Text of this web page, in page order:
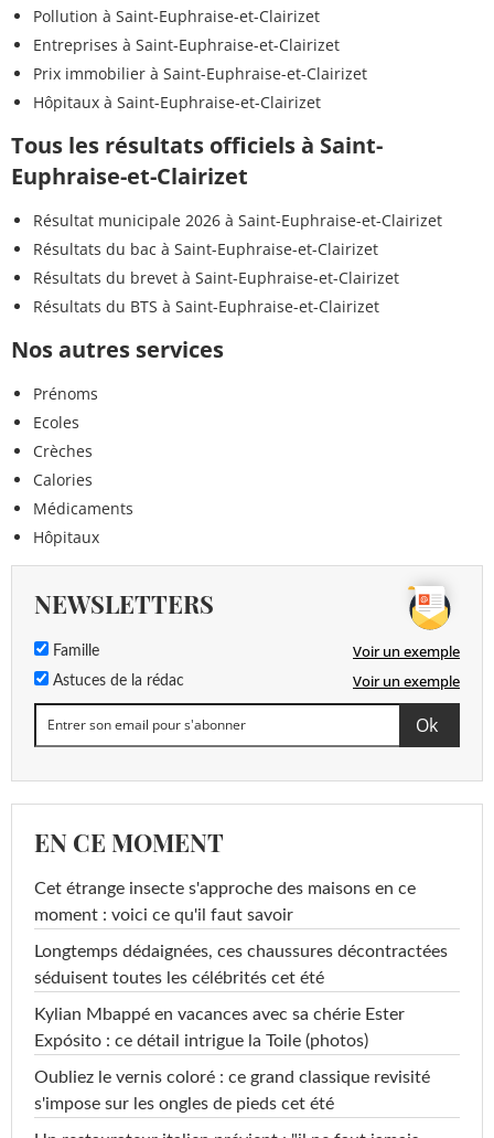
Pollution à Saint-Euphraise-et-Clairizet
Entreprises à Saint-Euphraise-et-Clairizet
Prix immobilier à Saint-Euphraise-et-Clairizet
Hôpitaux à Saint-Euphraise-et-Clairizet
Tous les résultats officiels à Saint-
Euphraise-et-Clairizet
Résultat municipale 2026 à Saint-Euphraise-et-Clairizet
Résultats du bac à Saint-Euphraise-et-Clairizet
Résultats du brevet à Saint-Euphraise-et-Clairizet
Résultats du BTS à Saint-Euphraise-et-Clairizet
Nos autres services
Prénoms
Ecoles
Crèches
Calories
Médicaments
Hôpitaux
NEWSLETTERS
Famille Voir un exemple
Astuces de la rédac Voir un exemple
EN CE MOMENT
Cet étrange insecte s'approche des maisons en ce
moment : voici ce qu'il faut savoir
Longtemps dédaignées, ces chaussures décontractées
séduisent toutes les célébrités cet été
Kylian Mbappé en vacances avec sa chérie Ester
Expósito : ce détail intrigue la Toile (photos)
Oubliez le vernis coloré : ce grand classique revisité
s'impose sur les ongles de pieds cet été